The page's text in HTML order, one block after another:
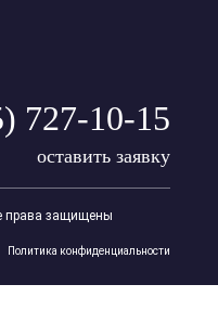
727-10-15
оставить заявку
права защищены
Политика конфиденциальности